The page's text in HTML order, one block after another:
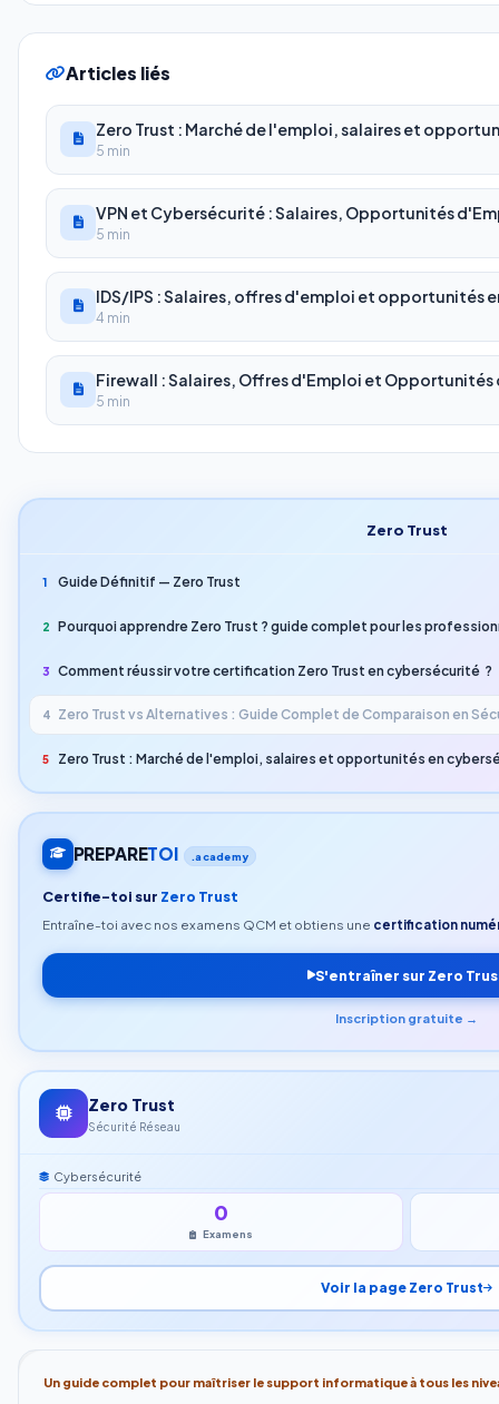
Articles liés
Zero Trust : Marché de l'emploi, salaires et
5 min
VPN et Cybersécurité : Salaires, Opportunités
5 min
IDS/IPS : Salaires, offres d'emploi et opportunités
4 min
Firewall : Salaires, Offres d'Emploi et Opportunités
5 min
Zero Trust
1 Guide Définitif — Zero Trust
2 Pourquoi apprendre Zero Trust ? guide complet pour les
3 Comment réussir votre certification Zero Trust en cybersécurité ?
4 Zero Trust vs Alternatives : Guide Complet de Comparaison en
5 Zero Trust : Marché de l'emploi, salaires et opportunités en
PREPARETOI .academy
Certifie-toi sur Zero Trust
Entraîne-toi avec nos examens QCM et obtiens une certification
S'entraîner sur Zero
Inscription gratuite →
Zero Trust
Sécurité Réseau
Cybersécurité
0
Examens
Voir la page Zero Trust
Un guide complet pour maîtriser le support informatique à tous les